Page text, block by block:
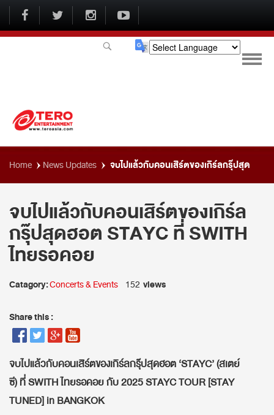
Home News Updates จบไปแล้วกับคอนเสิร์ตของเกิร์ลกรุ๊ปสุด
ฮอต STAYC ที่ SWITH ไทยรอคอย
จบไปแล้วกับคอนเสิร์ตของเกิร์ล
กรุ๊ปสุดฮอต STAYC ที่ SWITH
ไทยรอคอย
Catagory:Concerts & Events 152 views
Share this :
จบไปแล้วกับคอนเสิร์ตของเกิร์ลกรุ๊ปสุดฮอต ‘STAYC’ (สเตย์
ซี) ที่ SWITH ไทยรอคอย กับ 2025 STAYC TOUR [STAY
TUNED] in BANGKOK